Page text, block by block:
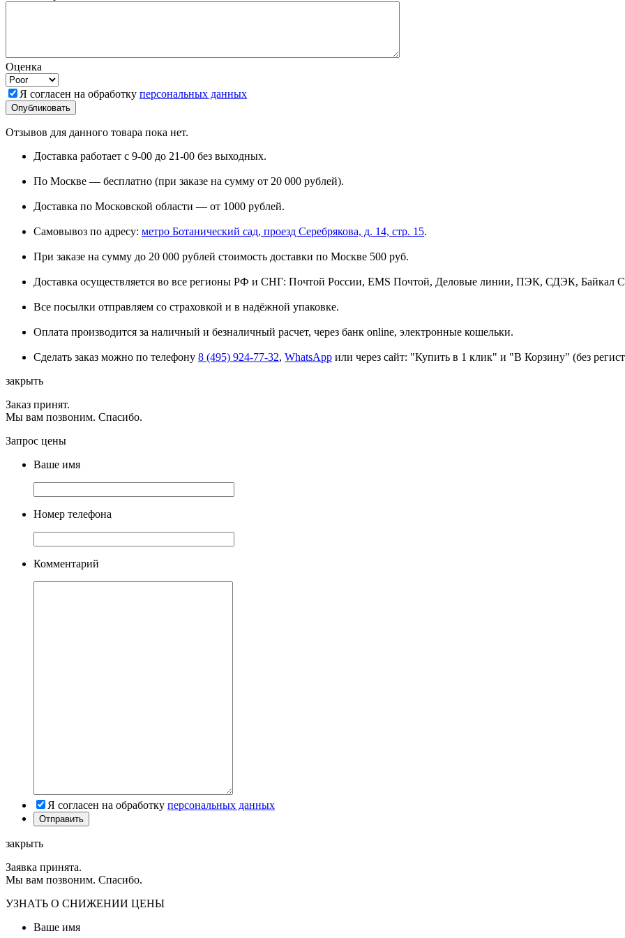
Оценка
Я согласен на обработку персональных данных
Отзывов для данного товара пока нет.
Доставка работает с 9-00 до 21-00 без выходных.
По Москве — бесплатно (при заказе на сумму от 20 000 рублей).
Доставка по Московской области — от 1000 рублей.
Самовывоз по адресу: метро Ботанический сад, проезд Серебрякова, д. 14, стр. 15.
При заказе на сумму до 20 000 рублей стоимость доставки по Москве 500 руб.
Доставка осуществляется во все регионы РФ и СНГ: Почтой России, EMS Почтой, Деловые линии, ПЭК, СДЭК, Байкал
Все посылки отправляем со страховкой и в надёжной упаковке.
Оплата производится за наличный и безналичный расчет, через банк online, электронные кошельки.
Сделать заказ можно по телефону 8 (495) 924-77-32, WhatsApp или через сайт: "Купить в 1 клик" и "В Корзину" (без
закрыть
Заказ принят.
Мы вам позвоним. Спасибо.
Запрос цены
Ваше имя
Номер телефона
Комментарий
Я согласен на обработку персональных данных
закрыть
Заявка принята.
Мы вам позвоним. Спасибо.
УЗНАТЬ О СНИЖЕНИИ ЦЕНЫ
Ваше имя